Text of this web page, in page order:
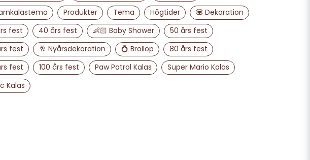
Skicka fråga
Produkter Tema Högtider
💟 Dekoration
fest
40 års fest 👶🏻 Baby Shower
50 års fest
fest
🥂 Nyårsdekoration 💍 Bröllop
80 års fest
fest
100 års fest Paw Patrol Kalas
Super Mario Kalas
Kalas